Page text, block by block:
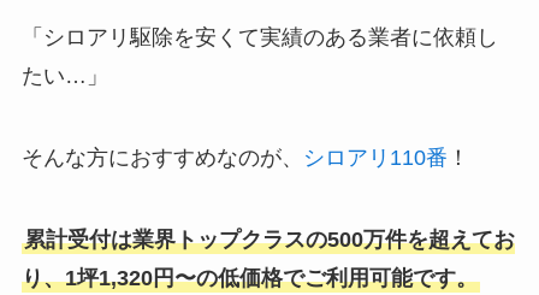
「シロアリ駆除を安くて実績のある業者に依頼し
たい…」
そんな方におすすめなのが、 シロアリ110番 ！
累計受付は業界トップクラスの500万件を超えてお
り、1坪1,320円〜の低価格でご利用可能です。